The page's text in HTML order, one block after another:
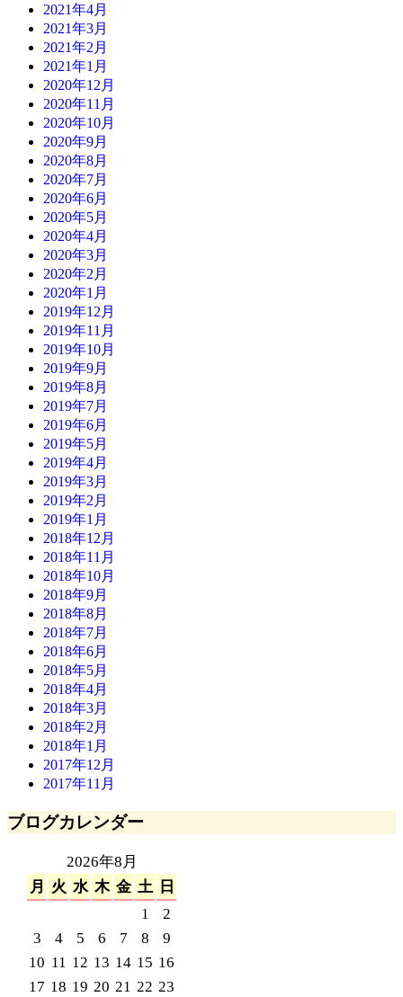
2021年4月
2021年3月
2021年2月
2021年1月
2020年12月
2020年11月
2020年10月
2020年9月
2020年8月
2020年7月
2020年6月
2020年5月
2020年4月
2020年3月
2020年2月
2020年1月
2019年12月
2019年11月
2019年10月
2019年9月
2019年8月
2019年7月
2019年6月
2019年5月
2019年4月
2019年3月
2019年2月
2019年1月
2018年12月
2018年11月
2018年10月
2018年9月
2018年8月
2018年7月
2018年6月
2018年5月
2018年4月
2018年3月
2018年2月
2018年1月
2017年12月
2017年11月
ブログカレンダー
2026年8月
月
火 水 木 金 土 日
1
2
3
4 5 6 7 8
9
10 11 12 13 14 15 16
17 18 19 20 21 22 23